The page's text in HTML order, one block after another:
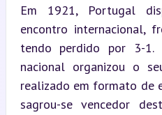
Em 1921, Portugal
encontro internacional,
tendo perdido por 3-
nacional organizou o
realizado em formato de
sagrou-se vencedor